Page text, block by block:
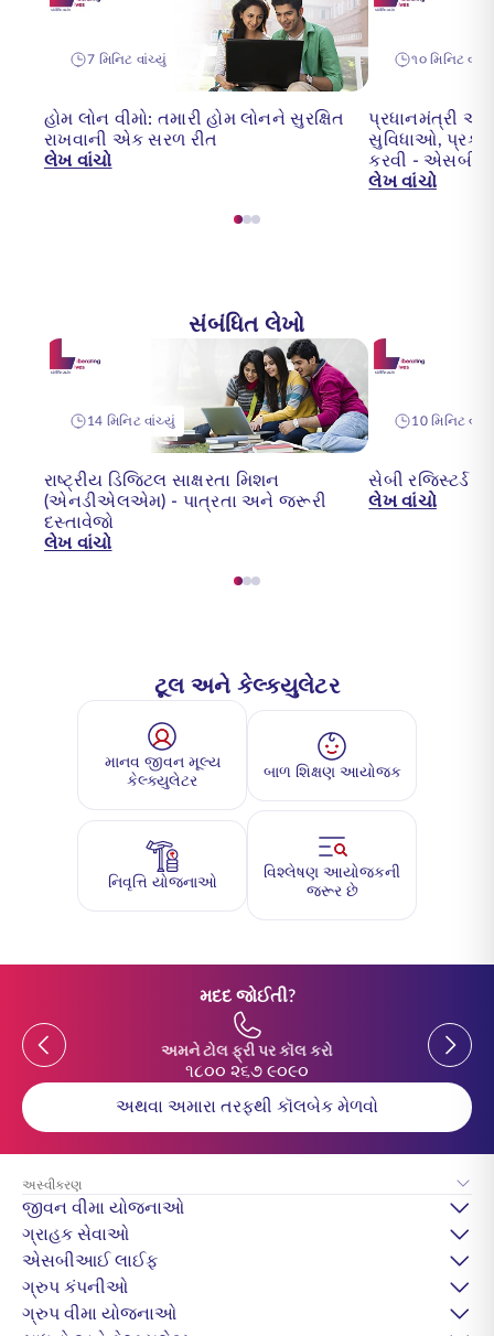
7 મિનિટ વાંચ્યું
હોમ લોન વીમો: તમારી હોમ લોનને સુરક્ષિત
રાખવાની એક સરળ રીત
લેખ વાંચો
૧૦ મિનિટ
પ્રધાનમંત્રી
સુવિધાઓ,
કરવી -
લેખ વાંચો
સંબંધિત લેખો
14 મિનિટ વાંચ્યું
રાષ્ટ્રીય ડિજિટલ સાક્ષરતા મિશન
(એનડીએલએમ) - પાત્રતા અને જરૂરી
દસ્તાવેજો
લેખ વાંચો
10 મિનિટ
સેબી રજિસ્ટર્ડ
લેખ વાંચો
ટૂલ અને કેલ્ક્યુલેટર
માનવ જીવન મૂલ્ય
કેલ્ક્યુલેટર
બાળ શિક્ષણ આયોજક
નિવૃત્તિ યોજનાઓ
વિશ્લેષણ આયોજકની
જરૂર છે
મદદ જોઈતી?
Previous
અમને ટોલ ફ્રી પર કૉલ કરો
૧૮૦૦ ૨૬૭ ૯૦૯૦
Previous
અથવા અમારા તરફથી કૉલબેક મેળવો
અસ્વીકરણ
જીવન વીમા યોજનાઓ
ગ્રાહક સેવાઓ
એસબીઆઈ લાઈફ
ગ્રુપ કંપનીઓ
ગ્રુપ વીમા યોજનાઓ